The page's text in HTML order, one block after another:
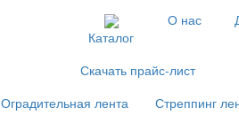
Каталог
О нас
Скачать прайс-лист
Оградительная лента Стреппинг